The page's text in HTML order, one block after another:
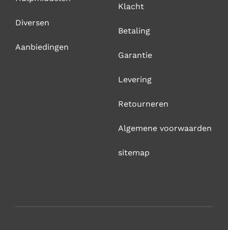
Diversen
Aanbiedingen
Klacht
Betaling
Garantie
Levering
Retourneren
Algemene voorwaarden
sitemap